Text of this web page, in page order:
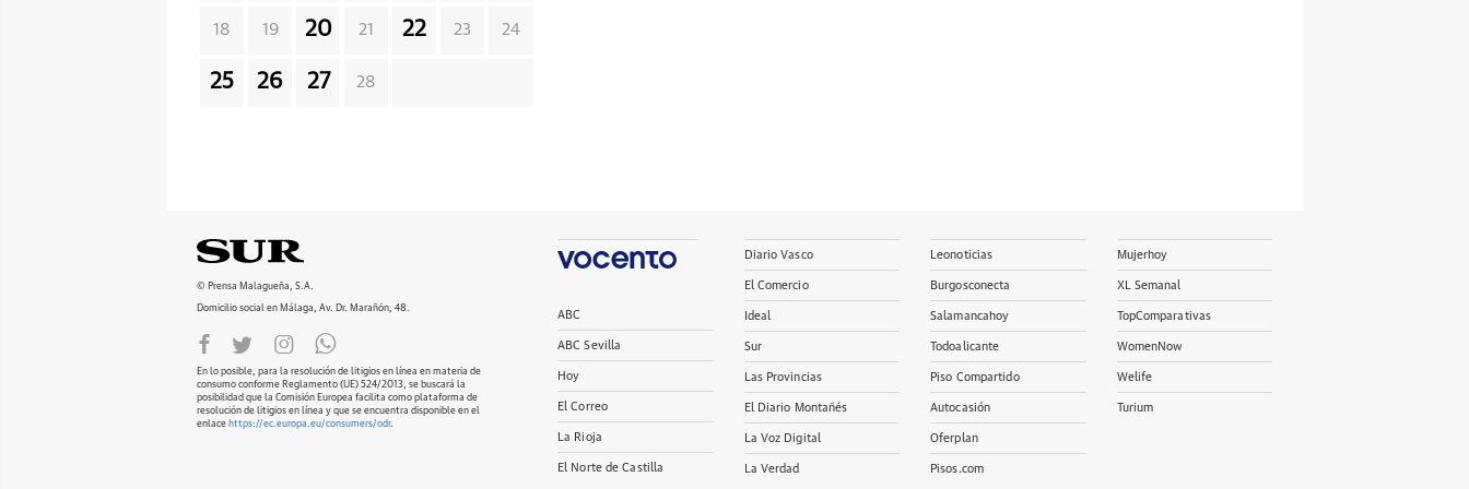
18 19 20 21 22 23 24
25 26 27 28
© Prensa Malagueña, S.A.
Domicilio social en Málaga, Av. Dr. Marañón, 48.
En lo posible, para la resolución de litigios en línea en materia de
consumo conforme Reglamento (UE) 524/2013, se buscará la
posibilidad que la Comisión Europea facilita como plataforma de
resolución de litigios en línea y que se encuentra disponible en el
enlace https://ec.europa.eu/consumers/odr.
ABC
ABC Sevilla
Hoy
El Correo
La Rioja
El Norte de Castilla
Diario Vasco
El Comercio
Ideal
Sur
Las Provincias
El Diario Montañés
La Voz Digital
La Verdad
Leonoticias
Burgosconecta
Salamancahoy
Todoalicante
Piso Compartido
Autocasión
Oferplan
Pisos.com
Mujerhoy
XL Semanal
TopComparativas
WomenNow
Welife
Turium